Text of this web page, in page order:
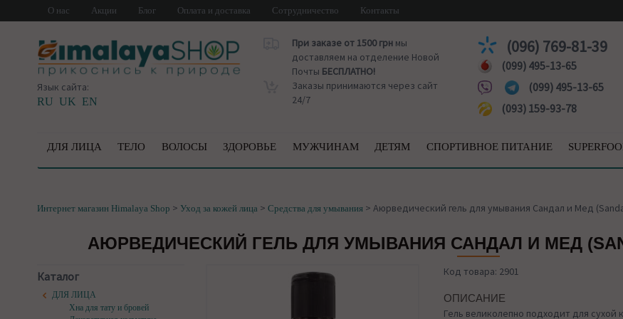
О нас Акции Блог Оплата и доставка Сотрудничество Контакты
Язык сайта:
RU UK EN
При заказе от 1500 грнмы
доставляем на отделение Новой
Почты БЕСПЛАТНО!
Заказы принимаются через сайт
24/7
(096) 769-81-39
(099) 495-13-65
(099) 495-13-65
(093) 159-93-78
ДЛЯ ЛИЦА ТЕЛО ВОЛОСЫ ЗДОРОВЬЕ МУЖЧИНАМ ДЕТЯМ СПОРТИВНОЕ ПИТАНИЕ
Интернет магазин Himalaya Shop > Уход за кожей лица > Средства для умывания > Аюрведический гель для умывания Сандал и Мед
АЮРВЕДИЧЕСКИЙ ГЕЛЬ ДЛЯ УМЫВАНИЯ САНДАЛ И МЕД
Каталог
ДЛЯ ЛИЦА
Хна для тату и бровей
Код товара: 2901
ОПИСАНИЕ
Гель великолепно подходит для сухой